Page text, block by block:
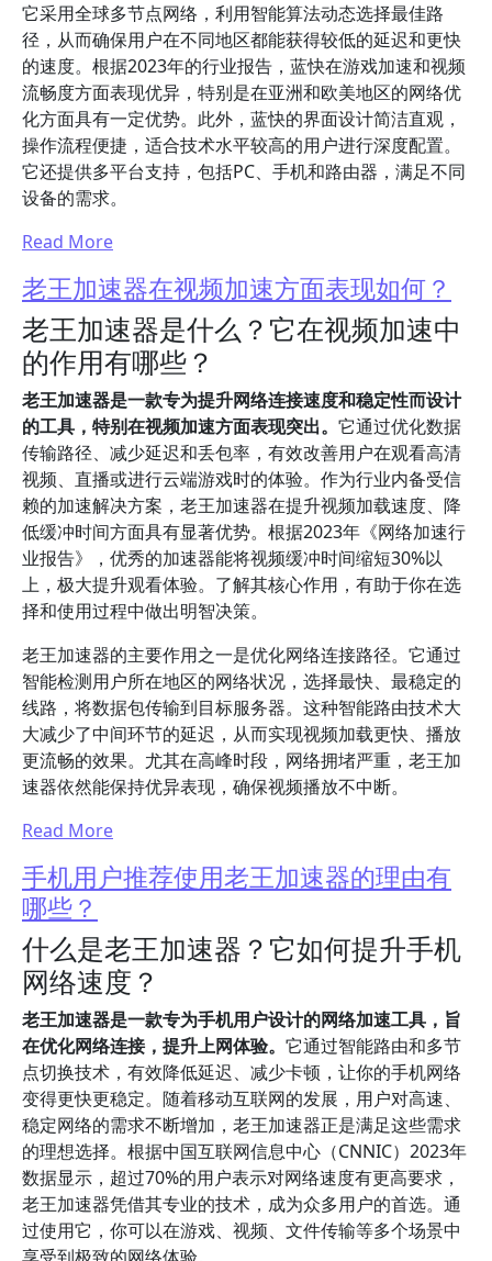
它采用全球多节点网络，利用智能算法动态选择最佳路
径，从而确保用户在不同地区都能获得较低的延迟和更快
的速度。根据2023年的行业报告，蓝快在游戏加速和视频
流畅度方面表现优异，特别是在亚洲和欧美地区的网络优
化方面具有一定优势。此外，蓝快的界面设计简洁直观，
操作流程便捷，适合技术水平较高的用户进行深度配置。
它还提供多平台支持，包括PC、手机和路由器，满足不同
设备的需求。
Read More
老王加速器在视频加速方面表现如何？
老王加速器是什么？它在视频加速中
的作用有哪些？
老王加速器是一款专为提升网络连接速度和稳定性而设计
的工具，特别在视频加速方面表现突出。 它通过优化数据
传输路径、减少延迟和丢包率，有效改善用户在观看高清
视频、直播或进行云端游戏时的体验。作为行业内备受信
赖的加速解决方案，老王加速器在提升视频加载速度、降
低缓冲时间方面具有显著优势。根据2023年《网络加速行
业报告》，优秀的加速器能将视频缓冲时间缩短30%以
上，极大提升观看体验。了解其核心作用，有助于你在选
择和使用过程中做出明智决策。
老王加速器的主要作用之一是优化网络连接路径。它通过
智能检测用户所在地区的网络状况，选择最快、最稳定的
线路，将数据包传输到目标服务器。这种智能路由技术大
大减少了中间环节的延迟，从而实现视频加载更快、播放
更流畅的效果。尤其在高峰时段，网络拥堵严重，老王加
速器依然能保持优异表现，确保视频播放不中断。
Read More
手机用户推荐使用老王加速器的理由有
哪些？
什么是老王加速器？它如何提升手机
网络速度？
老王加速器是一款专为手机用户设计的网络加速工具，旨
在优化网络连接，提升上网体验。 它通过智能路由和多节
点切换技术，有效降低延迟、减少卡顿，让你的手机网络
变得更快更稳定。随着移动互联网的发展，用户对高速、
稳定网络的需求不断增加，老王加速器正是满足这些需求
的理想选择。根据中国互联网信息中心（CNNIC）2023年
数据显示，超过70%的用户表示对网络速度有更高要求，
老王加速器凭借其专业的技术，成为众多用户的首选。通
过使用它，你可以在游戏、视频、文件传输等多个场景中